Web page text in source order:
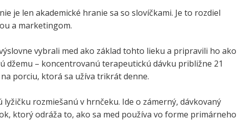
je len akademické hranie sa so slovíčkami. Je to rozdiel
a marketingom.
vybrali med ako základ tohto lieku a pripravili ho ako
džemu – koncentrovanú terapeutickú dávku približne 21
porciu, ktorá sa užíva trikrát denne.
lyžičku rozmiešanú v hrnčeku. Ide o zámerný, dávkovaný
ktorý odráža to, ako sa med používa vo forme primárneho